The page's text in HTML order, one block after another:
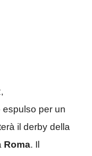
espulso per un
il derby della
Roma. Il